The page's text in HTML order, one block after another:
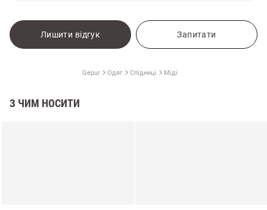
Лишити відгук Запитати
Gepur Одяг Спідниці Міді
З ЧИМ НОСИТИ